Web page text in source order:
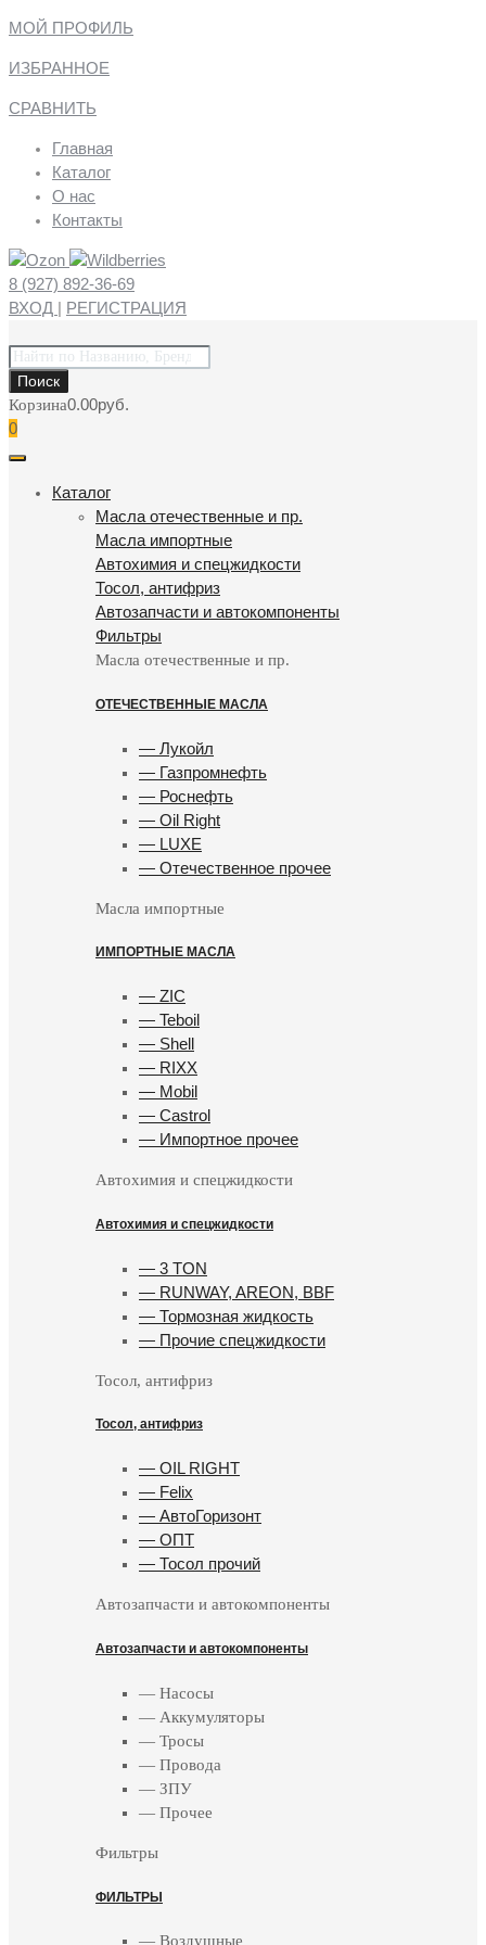
МОЙ ПРОФИЛЬ
ИЗБРАННОЕ
СРАВНИТЬ
Главная
Каталог
О нас
Контакты
8 (927) 892-36-69
ВХОД | РЕГИСТРАЦИЯ
Поиск
товаров
Поиск
Корзина0.00руб.
0
Каталог
Масла отечественные и пр.
Масла импортные
Автохимия и спецжидкости
Тосол, антифриз
Автозапчасти и автокомпоненты
Фильтры
Масла отечественные и пр.
ОТЕЧЕСТВЕННЫЕ МАСЛА
— Лукойл
— Газпромнефть
— Роснефть
— Oil Right
— LUXE
— Отечественное прочее
Масла импортные
ИМПОРТНЫЕ МАСЛА
— ZIC
— Teboil
— Shell
— RIXX
— Mobil
— Castrol
— Импортное прочее
Автохимия и спецжидкости
Автохимия и спецжидкости
— 3 TON
— RUNWAY, AREON, BBF
— Тормозная жидкость
— Прочие спецжидкости
Тосол, антифриз
Тосол, антифриз
— OIL RIGHT
— Felix
— АвтоГоризонт
— ОПТ
— Тосол прочий
Автозапчасти и автокомпоненты
Автозапчасти и автокомпоненты
— Насосы
— Аккумуляторы
— Тросы
— Провода
— ЗПУ
— Прочее
Фильтры
ФИЛЬТРЫ
— Воздушные